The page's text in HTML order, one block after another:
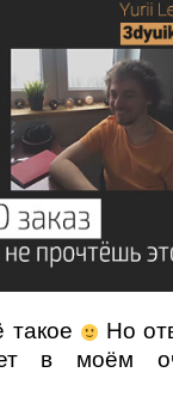
такое
Но
в моём